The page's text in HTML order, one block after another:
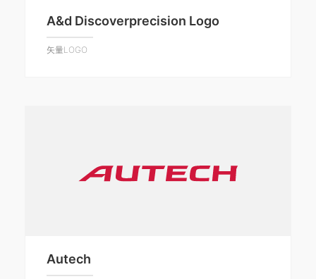
A&d Discoverprecision Logo
矢量LOGO
Autech